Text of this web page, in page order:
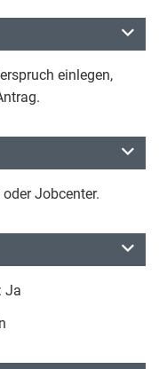
einlegen,
Jobcenter.
Ja